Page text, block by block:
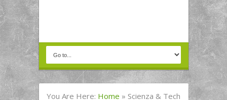
You Are Here: Home » Scienza & Tech